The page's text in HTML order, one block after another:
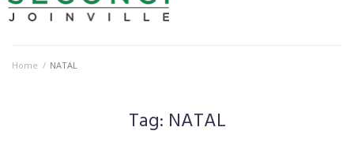
Home / NATAL
Tag: NATAL